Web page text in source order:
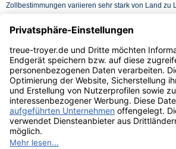
Zollbestimmungen variieren sehr stark von Land zu
Kundenservice
Hilfe & Infos
Rechtliches